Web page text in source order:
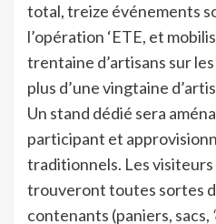
total, treize événements
l’opération ‘ETE, et
trentaine d’artisans sur
plus d’une vingtaine
Un stand dédié sera
participant et
traditionnels. Les
trouveront toutes sortes
contenants (paniers, sacs,